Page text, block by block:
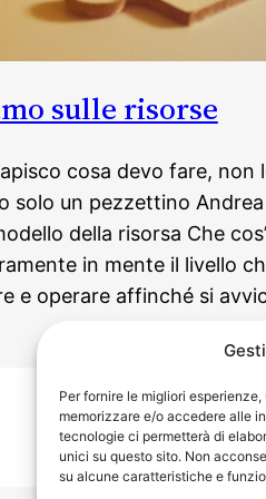
Per fornire le migliori
memorizzare e/o accedere alle
tecnologie ci permetterà di
unici su questo sito. Non
su alcune caratteristiche e
sulle risorse
cosa devo fare, non
solo un pezzettino
della risorsa Che
in mente il livello
e operare affinché si